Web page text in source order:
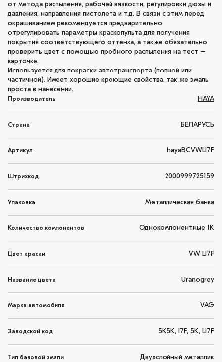
от метода распыления, рабочей вязкости, регулировки дюзы и
давления, направления пистолета и т.д. В связи с этим перед
окрашиванием рекомендуется предварительно
отрегулировать параметры краскопульта для получения
покрытия соответствующего оттенка, а также обязательно
проверить цвет с помощью пробного распыления на тест –
карточке.
Используется для покраски автотранспорта (полной или
частичной). Имеет хорошие кроющие свойства, так же эмаль
проста в нанесении.
Производитель HAYA
Страна БЕЛАРУСЬ
Артикул hayaBCVWLI7F
Штрихкод 2000999725159
Упаковка Металлическая банка
Количество компонентов Однокомпонентные 1K
Цвет краски VW LI7F
Название цвета Uranogrey
Марка автомобиля VAG
Заводской код 5K5K, I7F, 5K, LI7F
Тип базовой эмали Двухслойный металлик